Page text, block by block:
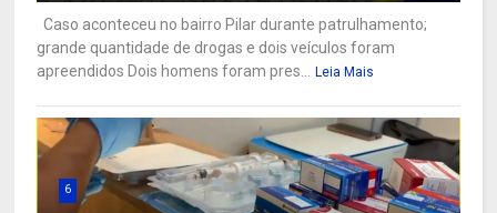
Caso aconteceu no bairro Pilar durante patrulhamento;
grande quantidade de drogas e dois veículos foram
apreendidos Dois homens foram pres...
Leia Mais
6